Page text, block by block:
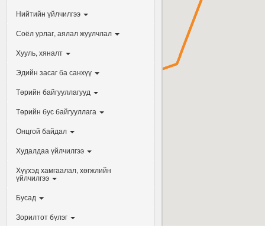
Нийтийн үйлчилгээ
Соёл урлаг, аялал жуулчлал
Хууль, хяналт
Эдийн засаг ба санхүү
Төрийн байгууллагууд
Төрийн бус байгууллага
Онцгой байдал
Худалдаа үйлчилгээ
Хүүхэд хамгаалал, хөгжлийн
үйлчилгээ
Бусад
Зорилтот бүлэг